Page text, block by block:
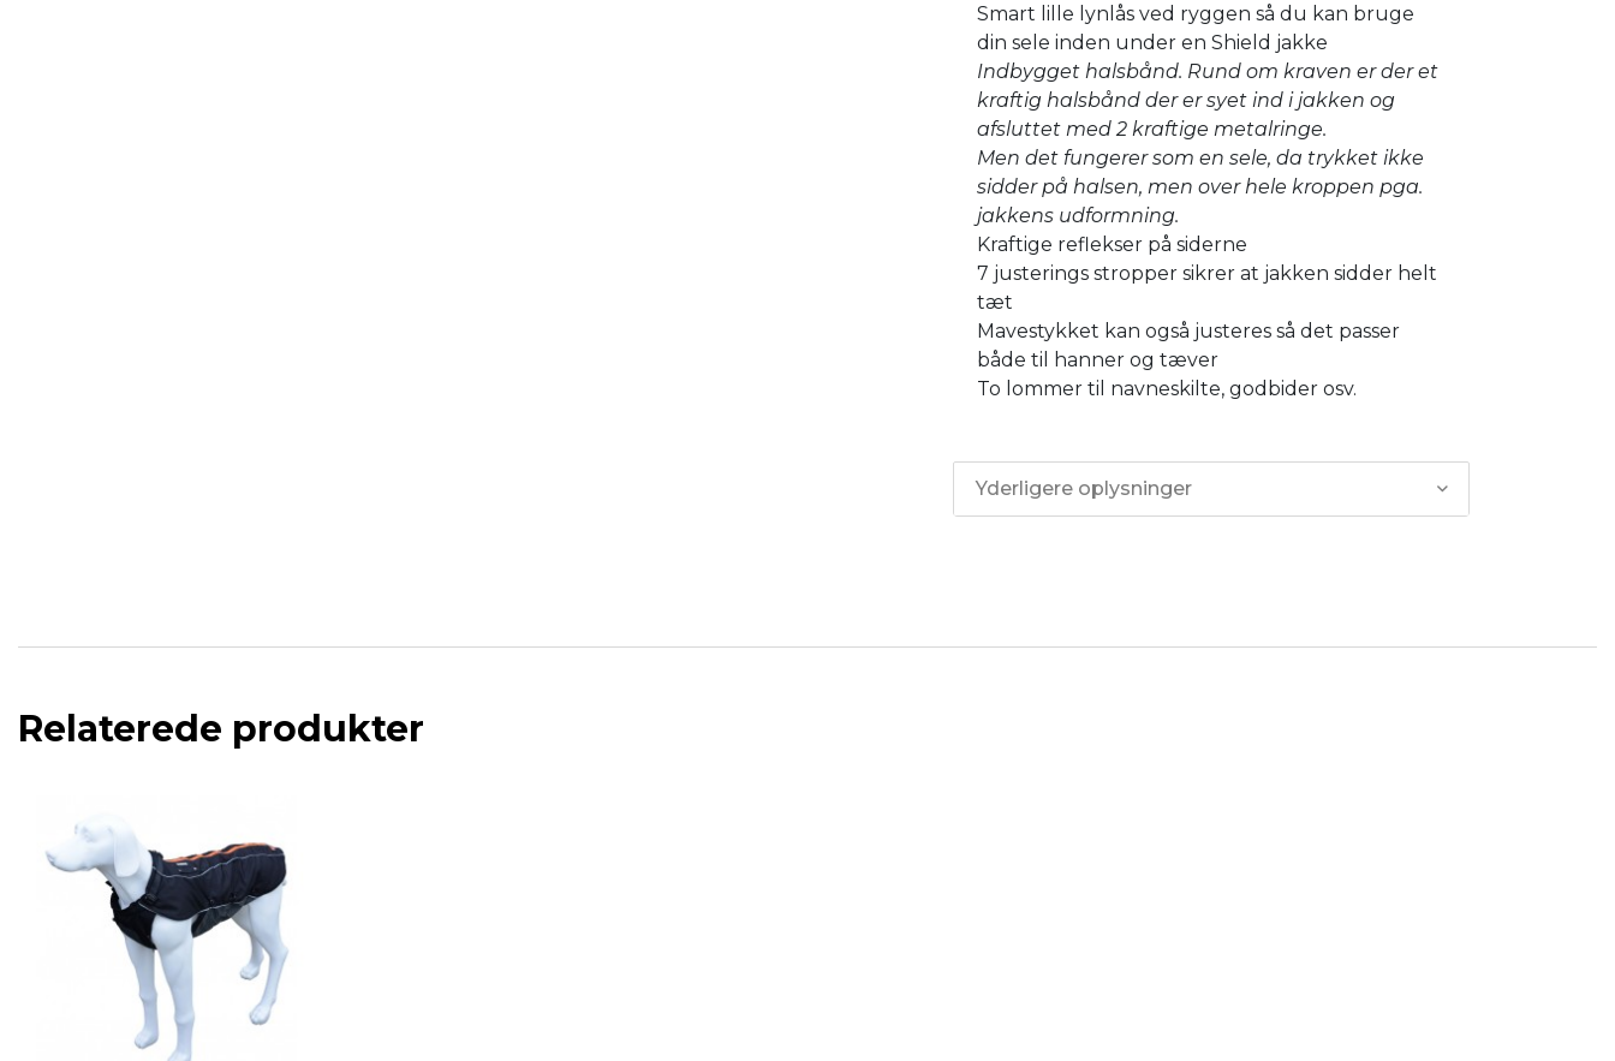
Smart lille lynlås ved ryggen så du kan bruge
din sele inden under en Shield jakke
Indbygget halsbånd. Rund om kraven er der et
kraftig halsbånd der er syet ind i jakken og
afsluttet med 2 kraftige metalringe.
Men det fungerer som en sele, da trykket ikke
sidder på halsen, men over hele kroppen pga.
jakkens udformning.
Kraftige reflekser på siderne
7 justerings stropper sikrer at jakken sidder helt
tæt
Mavestykket kan også justeres så det passer
både til hanner og tæver
To lommer til navneskilte, godbider osv.
Yderligere oplysninger
Relaterede produkter